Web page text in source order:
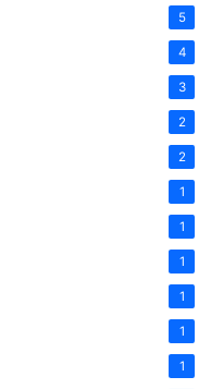
5
4
3
2
2
1
1
1
1
1
1